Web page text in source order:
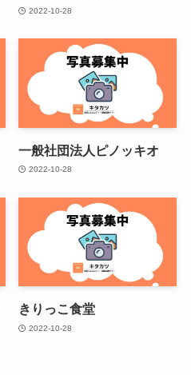
2022-10-28
一般社団法人ピノッキオ
2022-10-28
きりっこ食堂
2022-10-28